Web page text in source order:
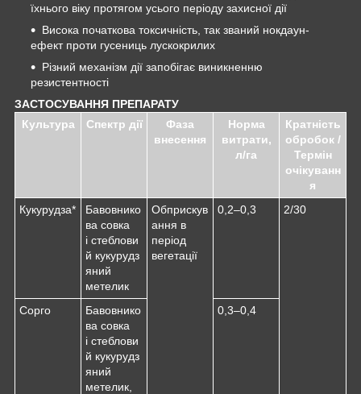
їхнього віку протягом усього періоду захисної дії
Висока початкова токсичність, так званий нокдаун-
ефект проти гусениць лускокрилих
Різний механізм дії запобігає виникненню
резистентності
ЗАСТОСУВАННЯ ПРЕПАРАТУ
Культура
Спектр дії
Фаза
внесення
Норма
витрати,
л/га
Кратність
обробок /
Термін
очікуванн
я
Кукурудза*
Бавовнико
ва совка
і стеблови
й кукурудз
яний
метелик
Обприскув
ання в
період
вегетації
0,2–0,3 2/30
Сорго
Бавовнико
ва совка
і стеблови
й кукурудз
яний
метелик,
0,3–0,4